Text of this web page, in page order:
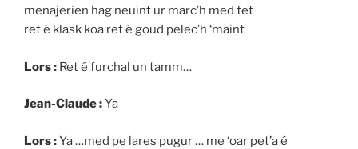
menajerien hag neuint ur marc’h med fet
ret é klask koa ret é goud pelec’h ‘maint
Lors : Ret é furchal un tamm…
Jean-Claude :Ya
Lors :Ya …med pe lares pugur … me ‘oar pet’a é